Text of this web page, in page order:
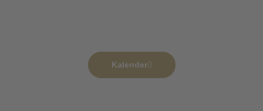
Kalender